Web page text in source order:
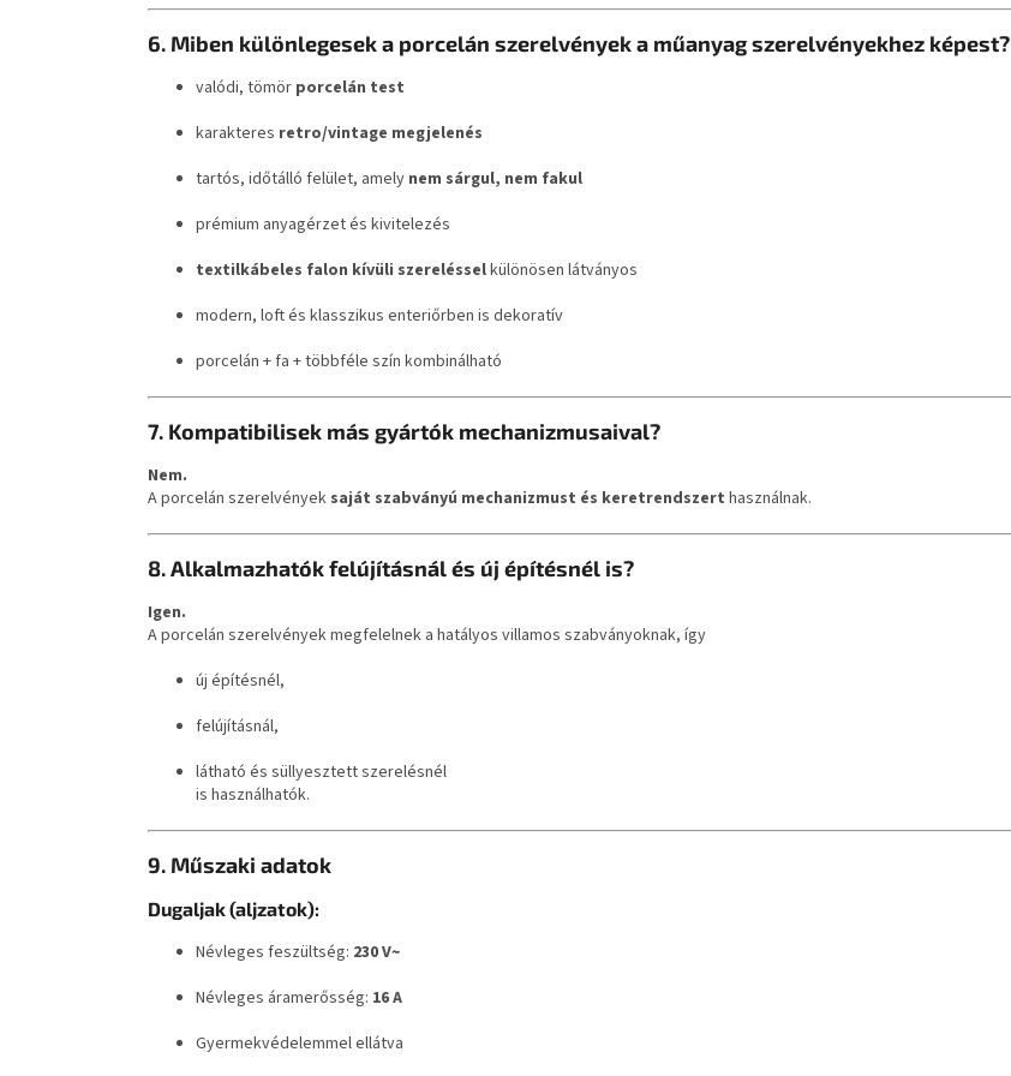
6. Miben különlegesek a porcelán szerelvények a műanyag szerelvényekhez képest?
valódi, tömör porcelán test
karakteres retro/vintage megjelenés
tartós, időtálló felület, amely nem sárgul, nem fakul
prémium anyagérzet és kivitelezés
textilkábeles falon kívüli szerelésselkülönösen látványos
modern, loft és klasszikus enteriőrben is dekoratív
porcelán + fa + többféle szín kombinálható
7. Kompatibilisek más gyártók mechanizmusaival?
Nem.
A porcelán szerelvények saját szabványú mechanizmust és keretrendszert használnak.
8. Alkalmazhatók felújításnál és új építésnél is?
Igen.
A porcelán szerelvények megfelelnek a hatályos villamos szabványoknak, így
új építésnél,
felújításnál,
látható és süllyesztett szerelésnél
is használhatók.
9. Műszaki adatok
Dugaljak (aljzatok):
Névleges feszültség: 230 V~
Névleges áramerősség: 16 A
Gyermekvédelemmel ellátva